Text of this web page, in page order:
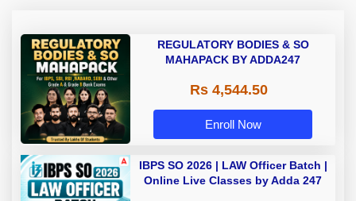
REGULATORY BODIES & SO
MAHAPACK BY ADDA247
Rs 4,544.50
Enroll Now
IBPS SO 2026 | LAW Officer Batch |
Online Live Classes by Adda 247